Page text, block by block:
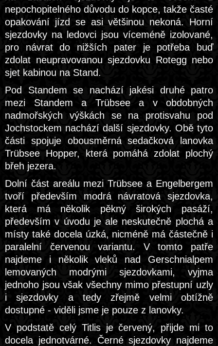
nepochopitelného důvodu do kopce, takže časté
opakování jízd se asi většinou nekoná. Horní
sjezdovky na ledovci jsou víceméně izolované,
pro návrat do nižších pater je potřeba buď
zdolat neupravovanou sjezdovku Rotegg nebo
sjet kabinou na Stand.
Pod Standem se nachází jakési druhé patro
mezi Standem a Trübsee a v obdobných
nadmořských výškách se na protisvahu pod
Jochstockem nachází další sjezdovky. Obě tyto
části spojuje obousměrná sedačková lanovka
Trübsee Hopper, která pomáhá zdolat plochý
břeh jezera.
Dolní část areálu mezi Trübsee a Engelbergem
tvoří především modrá návratová sjezdovka,
která má několik pěkný širokých pasáží,
především v úvodu je ale neskutečně plochá a
místy také docela úzká, nicméně má částečně i
paralelní červenou variantu. V tomto patře
najdeme i několik vleků nad Gerschnialpem
lemovaných modrými sjezdovkami, vyjma
jednoho jsou však všechny mimo přestupní uzly
i sjezdovky a tedy zřejmě velmi obtížně
dostupné - viděli jsme je pouze z lanovky.
V podstatě celý Titlis je červený, přijde mi to
docela jednotvárné. Černé sjezdovky najdeme